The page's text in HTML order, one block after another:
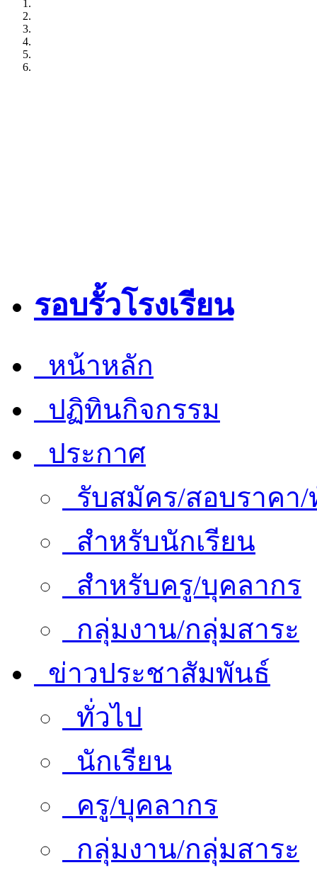
รอบรั้วโรงเรียน
หน้าหลัก
ปฏิทินกิจกรรม
ประกาศ
รับสมัคร/สอบราคา/
สำหรับนักเรียน
สำหรับครู/บุคลากร
กลุ่มงาน/กลุ่มสาระ
ข่าวประชาสัมพันธ์
ทั่วไป
นักเรียน
ครู/บุคลากร
กลุ่มงาน/กลุ่มสาระ